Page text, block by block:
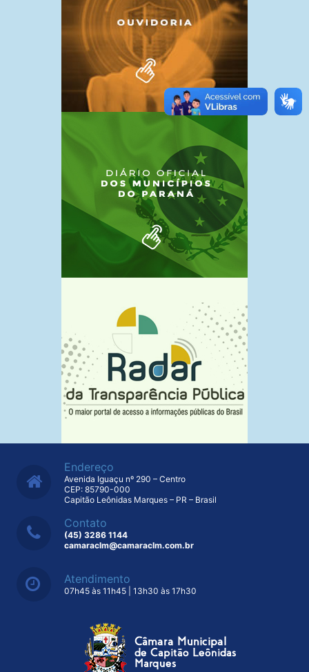
Endereço
Avenida Iguaçu nº 290 – Centro
CEP: 85790-000
Capitão Leônidas Marques – PR – Brasil
Contato
(45) 3286 1144
camaraclm@camaraclm.com.br
Atendimento
07h45 às 11h45 | 13h30 às 17h30